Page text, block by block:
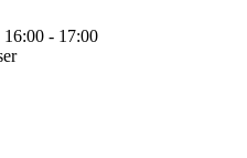
16:00 - 17:00